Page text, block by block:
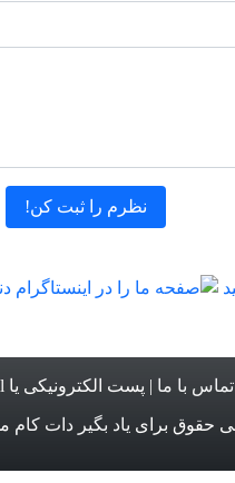
تماس با ما | پست الکترونیکی یا email ما :
حقوق برای یاد بگیر دات کام